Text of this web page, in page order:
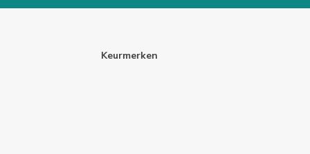
Keurmerken